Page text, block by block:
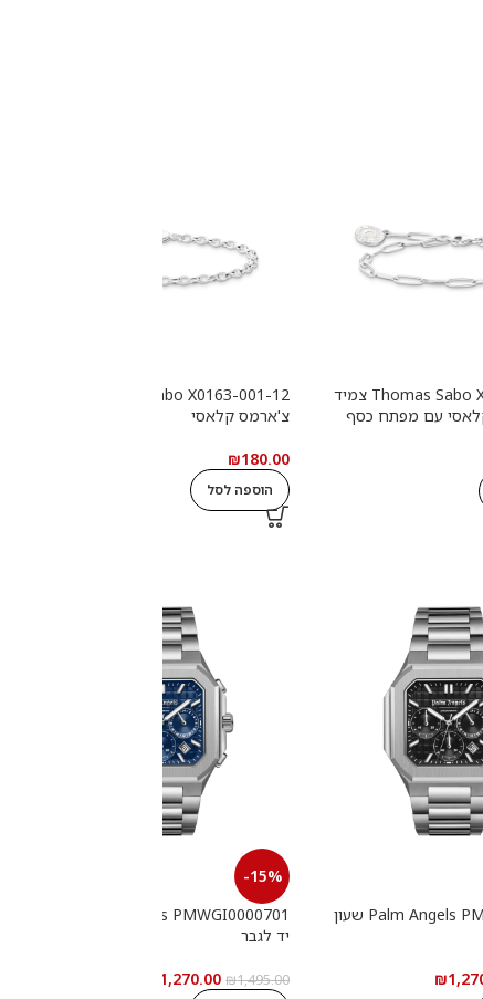
Thomas Sabo X0286-007-21 צמיד
עם מפתח כסף
צ'ארמס קלאסי
₪180.00
הוספה לסל
Palm Angels PMWGI0000702 שעון
₪
-15%
יד לגבר
₪1,495.00
1,270.00